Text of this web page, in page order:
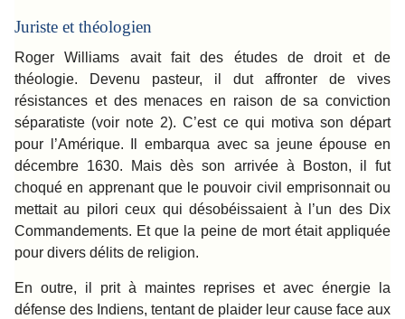
Juriste et théologien
Roger Williams avait fait des études de droit et de
théologie. Devenu pasteur, il dut affronter de vives
résistances et des menaces en raison de sa conviction
séparatiste (voir note 2). C’est ce qui motiva son départ
pour l’Amérique. Il embarqua avec sa jeune épouse en
décembre 1630. Mais dès son arrivée à Boston, il fut
choqué en apprenant que le pouvoir civil emprisonnait ou
mettait au pilori ceux qui désobéissaient à l’un des Dix
Commandements. Et que la peine de mort était appliquée
pour divers délits de religion.
En outre, il prit à maintes reprises et avec énergie la
défense des Indiens, tentant de plaider leur cause face aux